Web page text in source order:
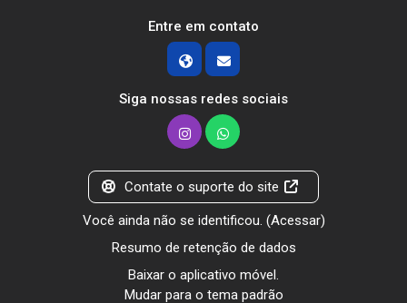
Entre em contato
Siga nossas redes sociais
Contate o suporte do site
Você ainda não se identificou. (Acessar)
Resumo de retenção de dados
Baixar o aplicativo móvel.
Mudar para o tema padrão